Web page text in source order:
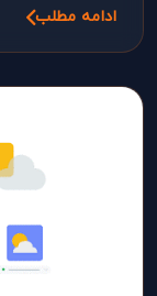
ادامه مطلب